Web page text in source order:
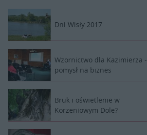
Dni Wisły 2017
Wzornictwo dla Kazimierza -
pomysł na biznes
Bruk i oświetlenie w
Korzeniowym Dole?